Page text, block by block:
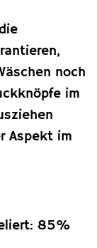
noch
im
Aspekt im
85%